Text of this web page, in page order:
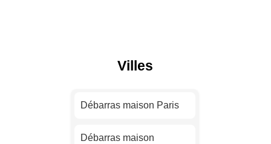
Villes
Débarras maison Paris
Débarras maison